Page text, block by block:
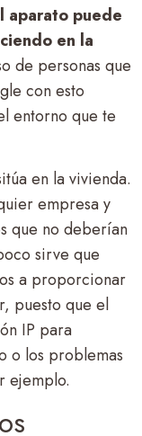
aparato puede
en la
de personas que
con esto
entorno que te
en la vivienda.
empresa y
que no deberían
sirve que
a proporcionar
puesto que el
IP para
o los problemas
ejemplo.